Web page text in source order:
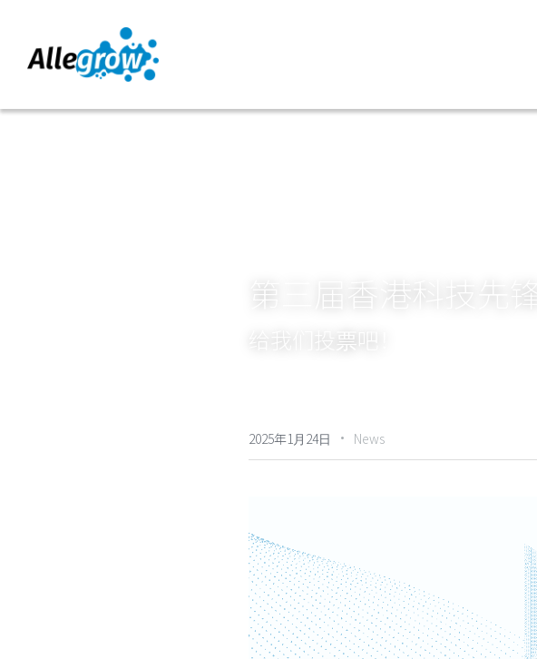
第三届香港科技先
给我们投票吧！
2025年1月24日 · News